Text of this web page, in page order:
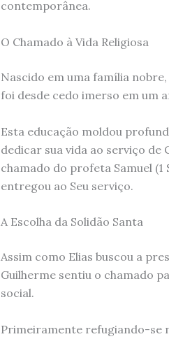
contemporânea.
O Chamado à Vida Religiosa
Nascido em uma família
foi desde cedo imerso em um
Esta educação moldou
dedicar sua vida ao serviço
chamado do profeta Samuel (1
entregou ao Seu serviço.
A Escolha da Solidão Santa
Assim como Elias buscou a
Guilherme sentiu o chamado
social.
Primeiramente refugiando-se